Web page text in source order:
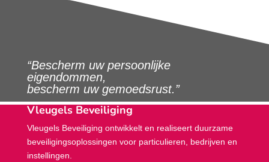
“Bescherm uw persoonlijke
eigendommen,
bescherm uw gemoedsrust.”
Vleugels Beveiliging
Vleugels Beveiliging ontwikkelt en realiseert duurzame
beveiligings­oplossingen voor particulieren, bedrijven en
instellingen.